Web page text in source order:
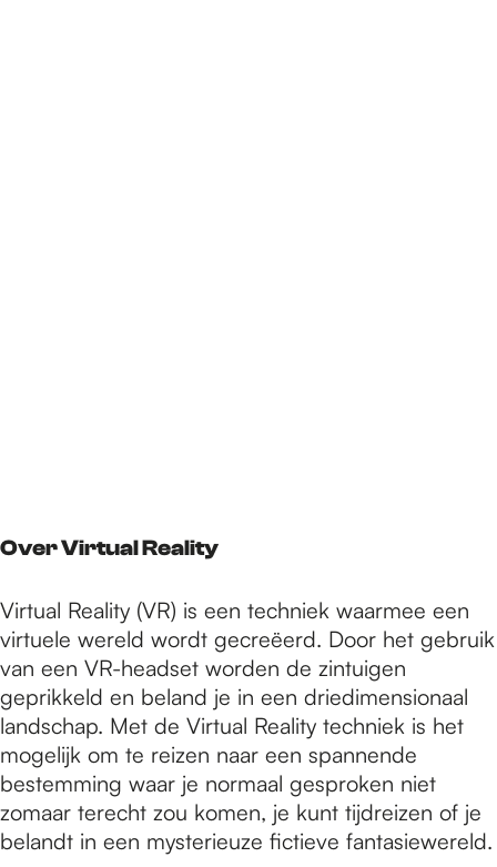
Over Virtual Reality
Virtual Reality (VR) is een techniek waarmee een
virtuele wereld wordt gecreëerd. Door het gebruik
van een VR-headset worden de zintuigen
geprikkeld en beland je in een driedimensionaal
landschap. Met de Virtual Reality techniek is het
mogelijk om te reizen naar een spannende
bestemming waar je normaal gesproken niet
zomaar terecht zou komen, je kunt tijdreizen of je
belandt in een mysterieuze fictieve fantasiewereld.